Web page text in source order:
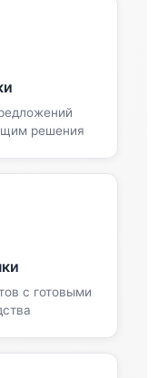
решения
с готовыми